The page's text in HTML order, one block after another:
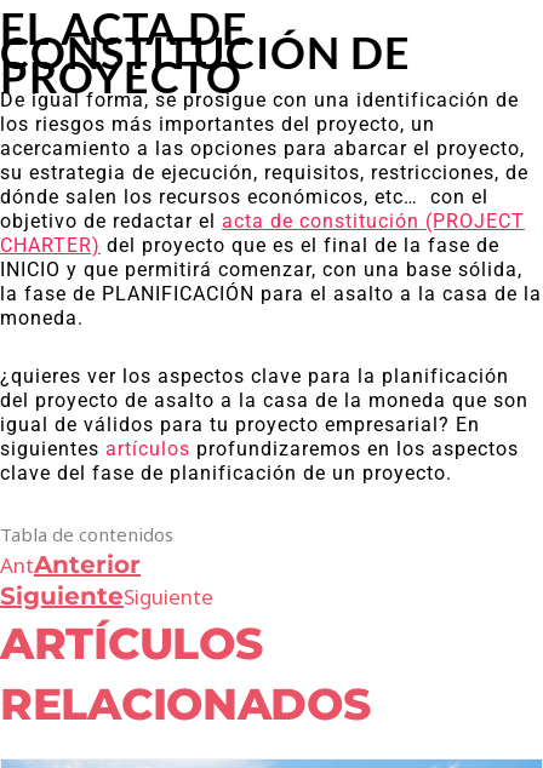
EL ACTA DE
CONSTITUCIÓN DE
PROYECTO
De igual forma, se prosigue con una identificación de
los riesgos más importantes del proyecto, un
acercamiento a las opciones para abarcar el proyecto,
su estrategia de ejecución, requisitos, restricciones, de
dónde salen los recursos económicos, etc… con el
objetivo de redactar el acta de constitución (PROJECT
CHARTER) del proyecto que es el final de la fase de
INICIO y que permitirá comenzar, con una base sólida,
la fase de PLANIFICACIÓN para el asalto a la casa de la
moneda.
¿quieres ver los aspectos clave para la planificación
del proyecto de asalto a la casa de la moneda que son
igual de válidos para tu proyecto empresarial? En
siguientes artículos profundizaremos en los aspectos
clave del fase de planificación de un proyecto.
Tabla de contenidos
AntAnterior
SiguienteSiguiente
ARTÍCULOS
RELACIONADOS